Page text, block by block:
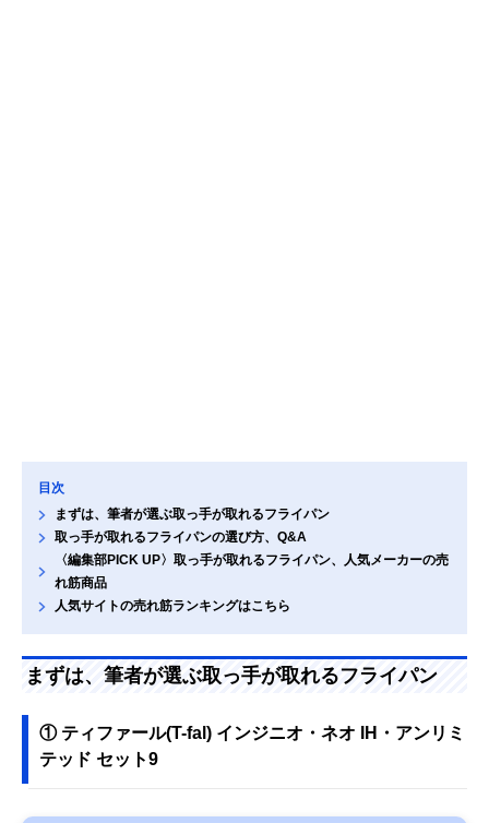
目次
まずは、筆者が選ぶ取っ手が取れるフライパン
取っ手が取れるフライパンの選び方、Q&A
〈編集部PICK UP〉取っ手が取れるフライパン、人気メーカーの売
れ筋商品
人気サイトの売れ筋ランキングはこちら
まずは、筆者が選ぶ取っ手が取れるフライパン
① ティファール(T-fal) インジニオ・ネオ IH・アンリミ
テッド セット9